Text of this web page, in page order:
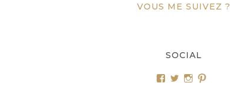
VOUS ME SUIVEZ ?
SOCIAL
Voir Voir Voir